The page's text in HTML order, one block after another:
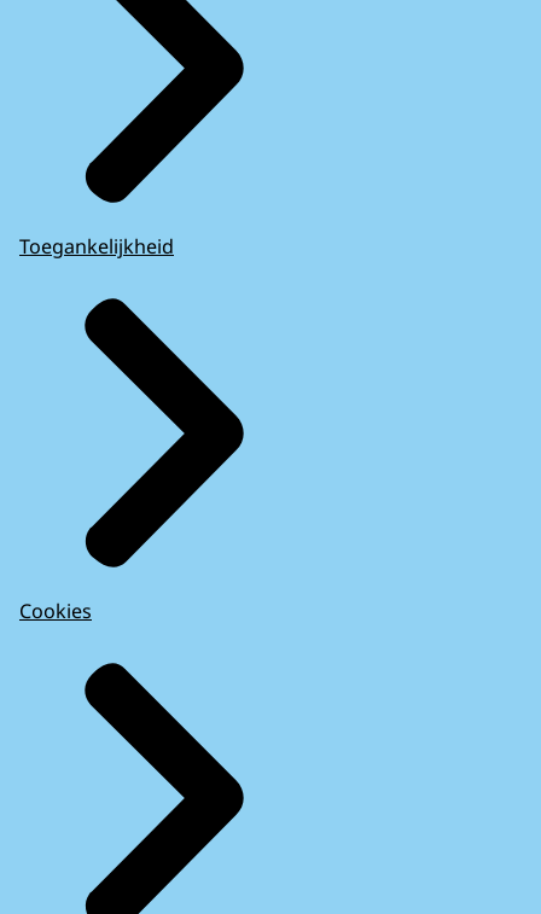
Toegankelijkheid
Cookies